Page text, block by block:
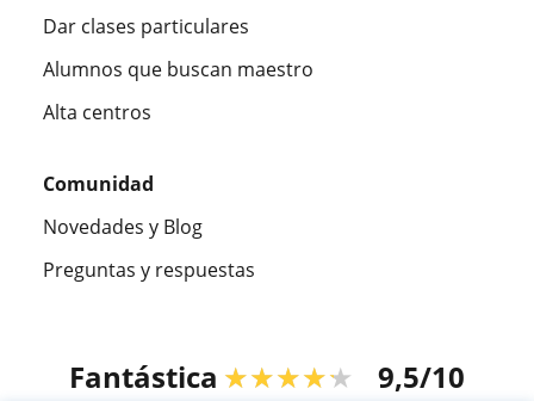
Dar clases particulares
Alumnos que buscan maestro
Alta centros
Comunidad
Novedades y Blog
Preguntas y respuestas
Fantástica ★★★★★ 9,5/10